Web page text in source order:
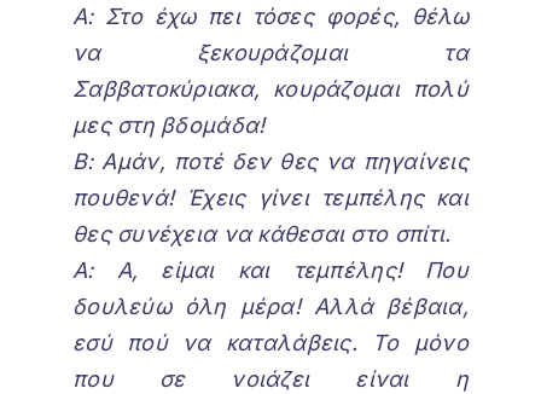
Α: Στο έχω πει τόσες φορές, θέλω
να ξεκουράζομαι τα
Σαββατοκύριακα, κουράζομαι πολύ
μες στη βδομάδα!
Β: Αμάν, ποτέ δεν θες να πηγαίνεις
πουθενά! Έχεις γίνει τεμπέλης και
θες συνέχεια να κάθεσαι στο σπίτι.
Α: Α, είμαι και τεμπέλης! Που
δουλεύω όλη μέρα! Αλλά βέβαια,
εσύ πού να καταλάβεις. Το μόνο
που σε νοιάζει είναι η